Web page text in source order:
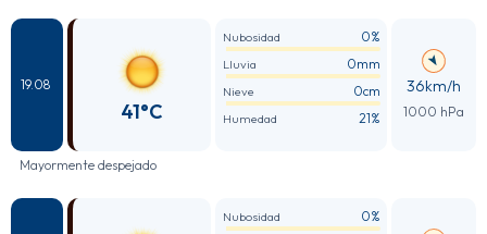
19.08
41°C
Nubosidad 0%
Lluvia 0mm
Nieve 0cm
Humedad 21%
36km/h
1000 hPa
Mayormente despejado
Nubosidad 0%